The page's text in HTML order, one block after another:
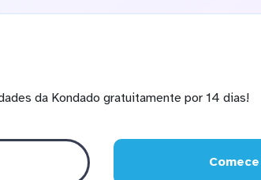
da Kondado gratuitamente por 14 dias!